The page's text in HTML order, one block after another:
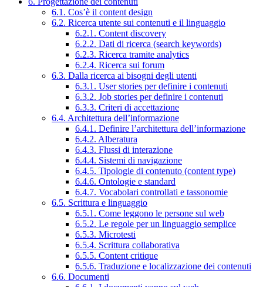
6.1. Cos’è il content design
6.2. Ricerca utente sui contenuti e il linguaggio
6.2.1. Content discovery
6.2.2. Dati di ricerca (search keywords)
6.2.3. Ricerca tramite analytics
6.2.4. Ricerca sui forum
6.3. Dalla ricerca ai bisogni degli utenti
6.3.1. User stories per definire i contenuti
6.3.2. Job stories per definire i contenuti
6.3.3. Criteri di accettazione
6.4. Architettura dell’informazione
6.4.1. Definire l’architettura dell’informazione
6.4.2. Alberatura
6.4.3. Flussi di interazione
6.4.4. Sistemi di navigazione
6.4.5. Tipologie di contenuto (content type)
6.4.6. Ontologie e standard
6.4.7. Vocabolari controllati e tassonomie
6.5. Scrittura e linguaggio
6.5.1. Come leggono le persone sul web
6.5.2. Le regole per un linguaggio semplice
6.5.3. Microtesti
6.5.4. Scrittura collaborativa
6.5.5. Content critique
6.5.6. Traduzione e localizzazione dei contenuti
6.6. Documenti